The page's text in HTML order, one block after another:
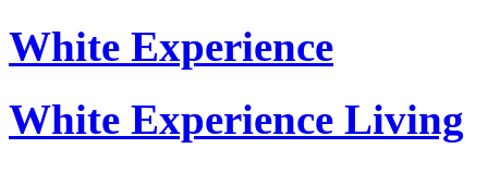
White Experience
White Experience Living